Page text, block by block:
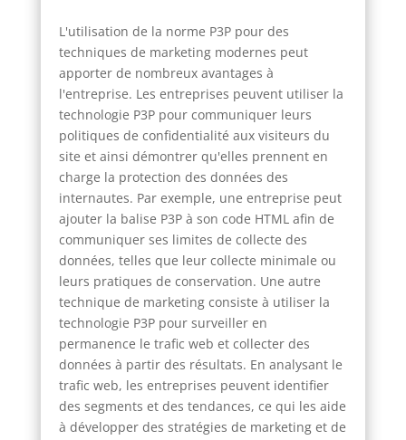
L'utilisation de la norme P3P pour des
techniques de marketing modernes peut
apporter de nombreux avantages à
l'entreprise. Les entreprises peuvent utiliser la
technologie P3P pour communiquer leurs
politiques de confidentialité aux visiteurs du
site et ainsi démontrer qu'elles prennent en
charge la protection des données des
internautes. Par exemple, une entreprise peut
ajouter la balise P3P à son code HTML afin de
communiquer ses limites de collecte des
données, telles que leur collecte minimale ou
leurs pratiques de conservation. Une autre
technique de marketing consiste à utiliser la
technologie P3P pour surveiller en
permanence le trafic web et collecter des
données à partir des résultats. En analysant le
trafic web, les entreprises peuvent identifier
des segments et des tendances, ce qui les aide
à développer des stratégies de marketing et de